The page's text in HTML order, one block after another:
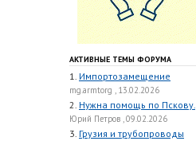
АКТИВНЫЕ ТЕМЫ ФОРУМА
1. Импортозамещение
mg.armtorg , 13.02.2026
2. Нужна помощь по Пскову.
Юрий Петров , 09.02.2026
3. Грузия и трубопроводы